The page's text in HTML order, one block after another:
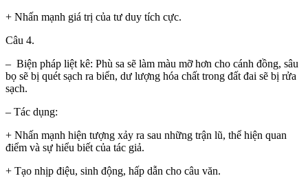
+ Nhấn mạnh giá trị của tư duy tích cực.
Câu 4.
– Biện pháp liệt kê: Phù sa sẽ làm màu mỡ hơn cho cánh đồng, sâu
bọ sẽ bị quét sạch ra biển, dư lượng hóa chất trong đất đai sẽ bị rửa
sạch.
– Tác dụng:
+ Nhấn mạnh hiện tượng xảy ra sau những trận lũ, thể hiện quan
điểm và sự hiểu biết của tác giả.
+ Tạo nhịp điệu, sinh động, hấp dẫn cho câu văn.